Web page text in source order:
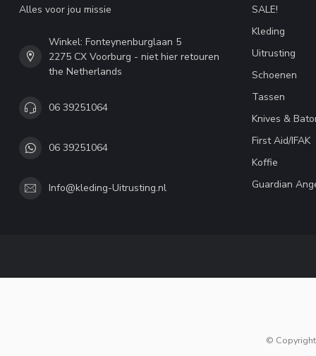
Alles voor jou missie
Winkel: Fonteynenburglaan 5
2275 CX Voorburg - niet hier retouren
the Netherlands
06 39251064
06 39251064
Info@kleding-Uitrusting.nl
SALE!
Kleding
Uitrusting
Schoenen
Tassen
Knives &
First Aid/IFAK
Koffie
Guardian
©